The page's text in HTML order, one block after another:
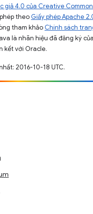
giả 4.0 của Creative
theo Giấy phép Apache
tham khảo Chính sách
là nhãn hiệu đã đăng ký
kết với Oracle.
2016-10-18 UTC.